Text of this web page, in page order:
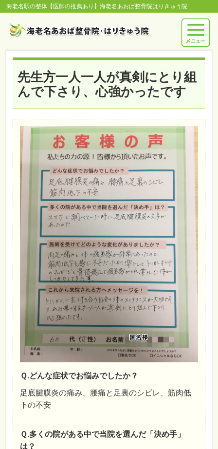
海老名駅の整体【医師の推薦あり】海老名あおば整骨院はりきゅう院
先生方一人一人が真剣にとり組
んで下さり、心強かったです
Ｑ.どんな症状でお悩みでしたか？
足底腱膜炎の痛み、腰痛と足裏のシビレ、筋肉低
下の不安
Ｑ.多くの院がある中で当院を選んだ「決め手」
は？